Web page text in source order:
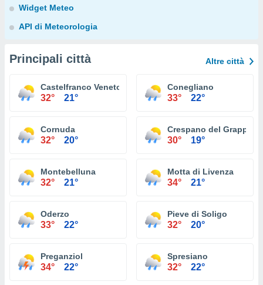
Widget Meteo
API di Meteorologia
Principali città Altre città
Castelfranco Veneto
32° 21°
Conegliano
33° 22°
Cornuda
32° 20°
Crespano del Grappa
30° 19°
Montebelluna
32° 21°
Motta di Livenza
34° 21°
Oderzo
33° 22°
Pieve di Soligo
32° 20°
Preganziol
34° 22°
Spresiano
32° 22°